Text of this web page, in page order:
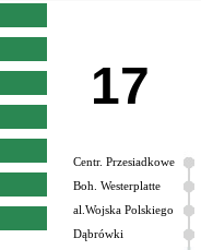
17
Centr. Przesiadkowe
Boh. Westerplatte
al.Wojska Polskiego
Dąbrówki